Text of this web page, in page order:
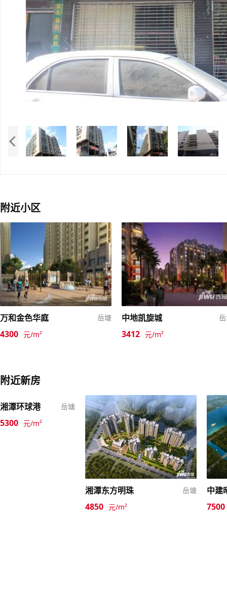
附近小区
万和金色华庭 岳塘
4300 元/m²
中地凯旋城
3412 元/m²
附近新房
湘潭环球港 岳塘
5300 元/m²
湘潭东方明珠 岳塘
4850 元/m² 7500